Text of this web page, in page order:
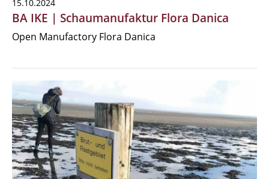
15.10.2024
BA IKE | Schaumanufaktur Flora Danica
Open Manufactory Flora Danica